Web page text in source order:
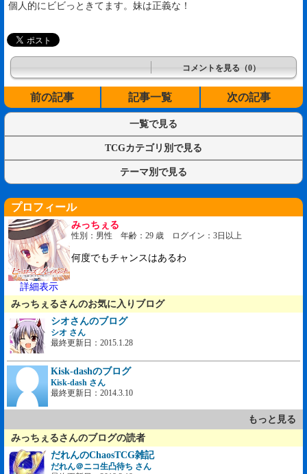
個人的にビビっときてます。妹は正義な！
コメントを見る（0）
前の記事 記事一覧 次の記事
一覧で見る
TCGカテゴリ別で見る
テーマ別で見る
プロフィール
詳細表示
みっちぇる
性別：男性 年齢：29 歳 ログイン：3日以上
何度でもチャンスはあるわ
みっちぇるさんのお気に入りブログ
シオさんのブログ
シオ さん
最終更新日：2015.1.28
Kisk-dashのブログ
Kisk-dash さん
最終更新日：2014.3.10
もっと見る
みっちぇるさんのブログの読者
だれんのChaosTCG雑記
だれん＠ニコ生凸待ち さん